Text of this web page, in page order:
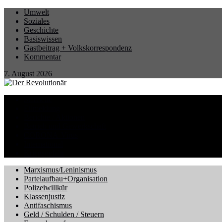
Umwelt
Soziales
Geschichte
Basiswissen
Gastbeitrag + Volkskorrespondenz
Kommentar
7. August 2026
Marxismus/Leninismus
Parteiaufbau+Organisation
Polizeiwillkür
Klassenjustiz
Antifaschismus
Geld / Schulden / Steuern